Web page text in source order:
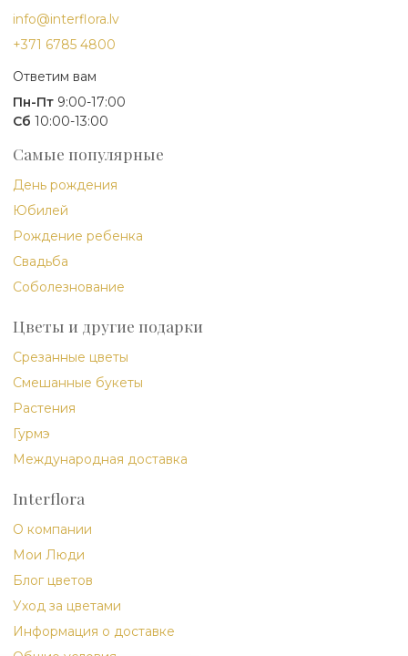
info@interflora.lv
+371 6785 4800
Ответим вам
Пн-Пт 9:00-17:00
Сб 10:00-13:00
Самые популярные
День рождения
Юбилей
Рождение ребенка
Свадьба
Соболезнование
Цветы и другие подарки
Срезанные цветы
Смешанные букеты
Растения
Гурмэ
Международная доставка
Interflora
О компании
Мои Люди
Блог цветов
Уход за цветами
Информация о доставке